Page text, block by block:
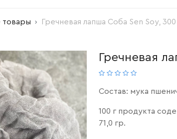
Гречневая лапша Соба Sen Soy, 300
Гречневая
Состав: мука
100 г продукта
71,0 гр.